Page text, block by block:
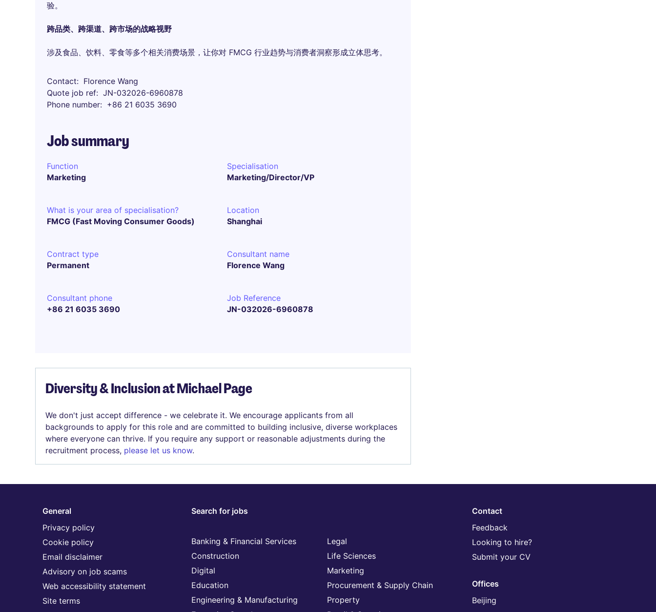
验。
跨品类、跨渠道、跨市场的战略视野
涉及食品、饮料、零食等多个相关消费场景，让你对 FMCG 行业趋势与消费者洞察形成立体思考。
Contact
Florence Wang
Quote job ref
JN-032026-6960878
Phone number
+86 21 6035 3690
Job summary
Function
Marketing
Specialisation
Marketing/Director/VP
What is your area of specialisation?
FMCG (Fast Moving Consumer Goods)
Location
Shanghai
Contract type
Permanent
Consultant name
Florence Wang
Consultant phone
+86 21 6035 3690
Job Reference
JN-032026-6960878
Diversity & Inclusion at Michael Page
We don't just accept difference - we celebrate it. We encourage applicants from all
backgrounds to apply for this role and are committed to building inclusive, diverse workplaces
where everyone can thrive. If you require any support or reasonable adjustments during the
recruitment process, please let us know.
General
Privacy policy
Cookie policy
Email disclaimer
Advisory on job scams
Web accessibility statement
Site terms
Search for jobs
Banking & Financial Services
Construction
Digital
Education
Engineering & Manufacturing
Legal
Life Sciences
Marketing
Procurement & Supply Chain
Property
Contact
Feedback
Looking to hire?
Submit your CV
Offices
Beijing